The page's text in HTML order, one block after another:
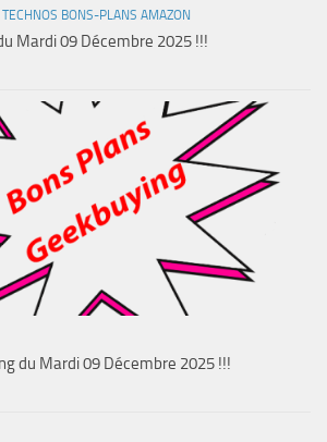
TECHNOS BONS-PLANS AMAZON
Mardi 09 Décembre 2025 !!!
du Mardi 09 Décembre 2025 !!!